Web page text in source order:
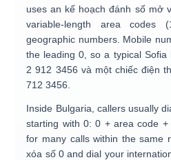
uses an kế hoạch đánh số mở
variable-length area codes
geographic numbers. Mobile
the leading 0, so a typical Sofia
2 912 3456 và một chiếc điện
712 3456
Inside Bulgaria, callers usually
starting with 0:0 + area code +
for many calls within the same
xóa số 0 and dial your